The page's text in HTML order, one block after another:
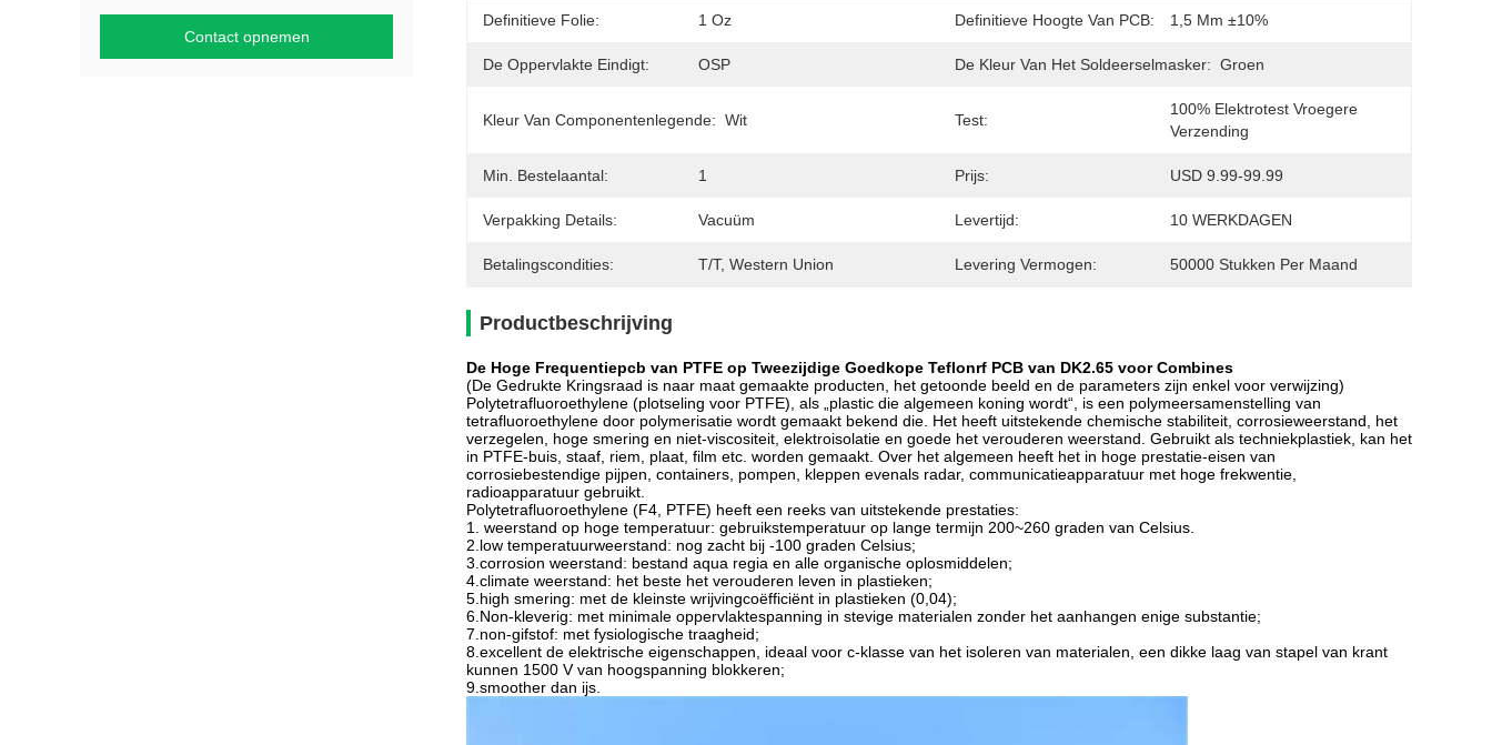
Contact opnemen
Definitieve Folie: 1 Oz Definitieve Hoogte Van PCB: 1,5 Mm ±10%
De Oppervlakte Eindigt: OSP De Kleur Van Het Soldeerselmasker: Groen
Kleur Van Componentenlegende: Wit Test:
100% Elektrotest Vroegere
Verzending
Min. Bestelaantal: 1 Prijs: USD 9.99-99.99
Verpakking Details: Vacuüm Levertijd: 10 WERKDAGEN
Betalingscondities: T/T, Western Union Levering Vermogen: 50000 Stukken Per Maand
Productbeschrijving
De Hoge Frequentiepcb van PTFE op Tweezijdige Goedkope Teflonrf PCB van DK2.65 voor Combines
(De Gedrukte Kringsraad is naar maat gemaakte producten, het getoonde beeld en de parameters zijn enkel voor verwijzing)
Polytetrafluoroethylene (plotseling voor PTFE), als „plastic die algemeen koning wordt“, is een polymeersamenstelling van
tetrafluoroethylene door polymerisatie wordt gemaakt bekend die. Het heeft uitstekende chemische stabiliteit, corrosieweerstand, het
verzegelen, hoge smering en niet-viscositeit, elektroisolatie en goede het verouderen weerstand. Gebruikt als techniekplastiek, kan het
in PTFE-buis, staaf, riem, plaat, film etc. worden gemaakt. Over het algemeen heeft het in hoge prestatie-eisen van
corrosiebestendige pijpen, containers, pompen, kleppen evenals radar, communicatieapparatuur met hoge frekwentie,
radioapparatuur gebruikt.
Polytetrafluoroethylene (F4, PTFE) heeft een reeks van uitstekende prestaties:
1. weerstand op hoge temperatuur: gebruikstemperatuur op lange termijn 200~260 graden van Celsius.
2.low temperatuurweerstand: nog zacht bij -100 graden Celsius;
3.corrosion weerstand: bestand aqua regia en alle organische oplosmiddelen;
4.climate weerstand: het beste het verouderen leven in plastieken;
5.high smering: met de kleinste wrijvingcoëfficiënt in plastieken (0,04);
6.Non-kleverig: met minimale oppervlaktespanning in stevige materialen zonder het aanhangen enige substantie;
7.non-gifstof: met fysiologische traagheid;
8.excellent de elektrische eigenschappen, ideaal voor c-klasse van het isoleren van materialen, een dikke laag van stapel van krant
kunnen 1500 V van hoogspanning blokkeren;
9.smoother dan ijs.